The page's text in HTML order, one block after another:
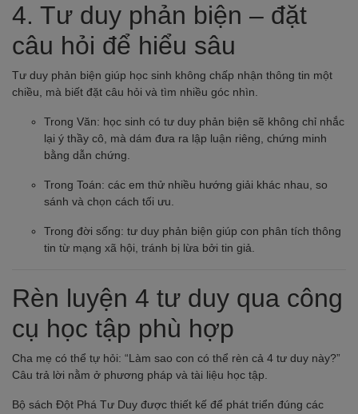
4. Tư duy phản biện – đặt
câu hỏi để hiểu sâu
Tư duy phản biện giúp học sinh không chấp nhận thông tin một
chiều, mà biết đặt câu hỏi và tìm nhiều góc nhìn.
Trong Văn: học sinh có tư duy phản biện sẽ không chỉ nhắc
lại ý thầy cô, mà dám đưa ra lập luận riêng, chứng minh
bằng dẫn chứng.
Trong Toán: các em thử nhiều hướng giải khác nhau, so
sánh và chọn cách tối ưu.
Trong đời sống: tư duy phản biện giúp con phân tích thông
tin từ mạng xã hội, tránh bị lừa bởi tin giả.
Rèn luyện 4 tư duy qua công
cụ học tập phù hợp
Cha mẹ có thể tự hỏi: “Làm sao con có thể rèn cả 4 tư duy này?”
Câu trả lời nằm ở phương pháp và tài liệu học tập.
Bộ sách Đột Phá Tư Duy được thiết kế để phát triển đúng các